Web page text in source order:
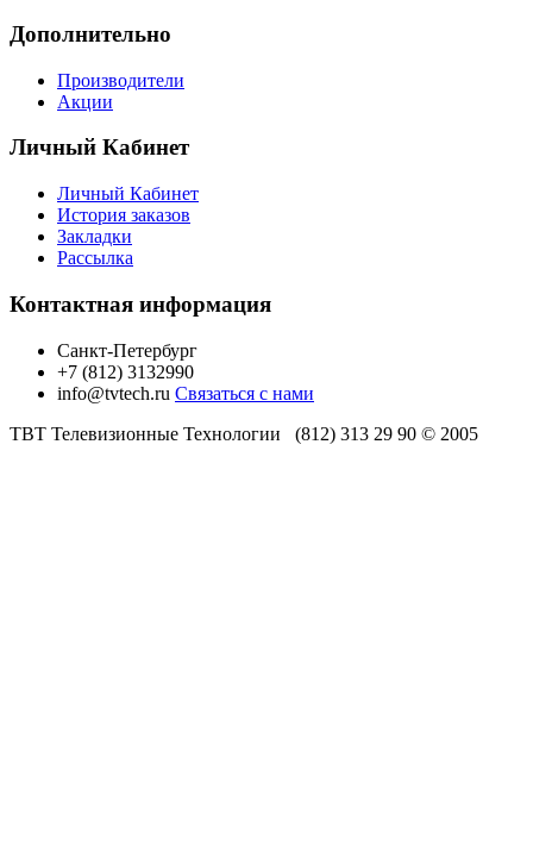
Дополнительно
Производители
Акции
Личный Кабинет
Личный Кабинет
История заказов
Закладки
Рассылка
Контактная информация
Санкт-Петербург
+7 (812) 3132990
info@tvtech.ru Связаться с нами
ТВТ Телевизионные Технологии (812) 313 29 90 © 2005